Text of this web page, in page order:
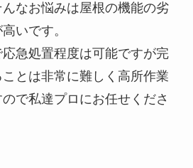
なお悩みは屋根の機能の劣
いです。
急処置程度は可能ですが完
とは非常に難しく高所作業
で私達プロにお任せくださ